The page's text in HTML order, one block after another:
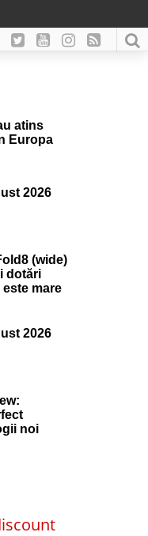
atins
Europa
2026
(wide)
dotări
mare
2026
noi